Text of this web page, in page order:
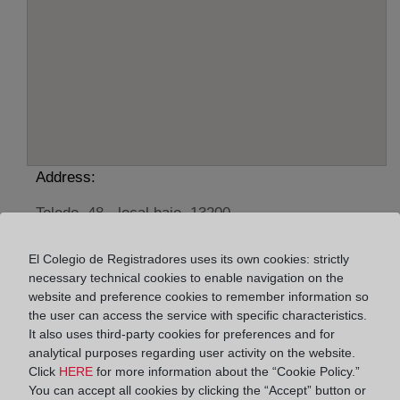
Address:
Toledo, 48 - local bajo, 13200
De lunes a viernes de 09:00 a 17:00 horas
Agosto: De lunes a viernes de 09:00 a 14:00 horas
Los días 24 y 31 de diciembre de 09:00 a 14:00
horas
El Colegio de Registradores uses its own cookies: strictly
necessary technical cookies to enable navigation on the
website and preference cookies to remember information so
the user can access the service with specific characteristics.
It also uses third-party cookies for preferences and for
analytical purposes regarding user activity on the website.
Click HERE for more information about the “Cookie Policy.”
You can accept all cookies by clicking the “Accept” button or